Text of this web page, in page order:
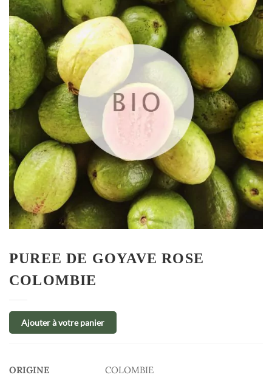
PUREE DE GOYAVE ROSE
COLOMBIE
Ajouter à votre panier
ORIGINE COLOMBIE